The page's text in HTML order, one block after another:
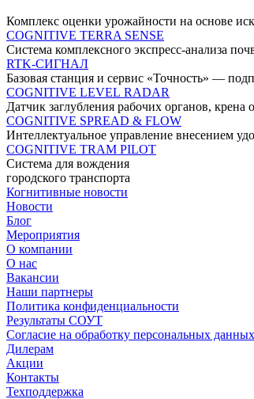
Комплекс оценки урожайности на основе
COGNITIVE TERRA SENSE
Система комплексного экспресс-анализа
RTK-СИГНАЛ
Базовая станция и сервис «Точность» —
COGNITIVE LEVEL RADAR
Датчик заглубления рабочих органов, крена
COGNITIVE SPREAD & FLOW
Интеллектуальное управление внесением
COGNITIVE TRAM PILOT
Система для вождения
городского транспорта
Когнитивные новости
Новости
Блог
Мероприятия
О компании
О нас
Вакансии
Наши партнеры
Политика конфиденциальности
Результаты СОУТ
Согласие на обработку персональных данных
Дилерам
Акции
Контакты
Техподдержка